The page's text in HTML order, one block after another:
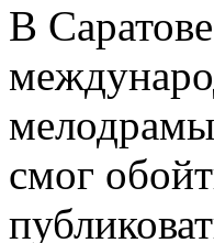
В
смог